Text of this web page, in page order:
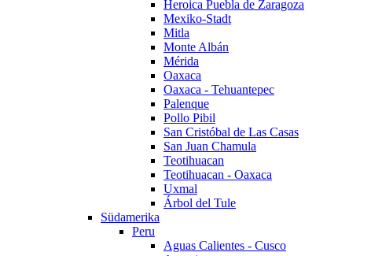
Heroica Puebla de Zaragoza
Mexiko-Stadt
Mitla
Monte Albán
Mérida
Oaxaca
Oaxaca - Tehuantepec
Palenque
Pollo Pibil
San Cristóbal de Las Casas
San Juan Chamula
Teotihuacan
Teotihuacan - Oaxaca
Uxmal
Árbol del Tule
Südamerika
Peru
Aguas Calientes - Cusco